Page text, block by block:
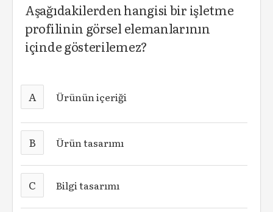
Aşağıdakilerden hangisi bir işletme
profilinin görsel elemanlarının
içinde gösterilemez?
A Ürünün içeriği
B Ürün tasarımı
C Bilgi tasarımı